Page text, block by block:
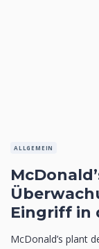
ALLGEMEIN
Eingriff in
McDonald’s plant